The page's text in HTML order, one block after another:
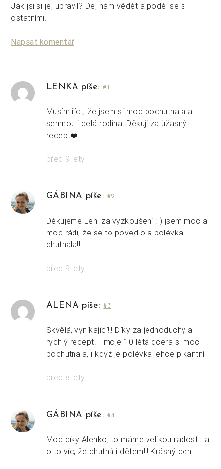
Jak jsi si jej upravil? Dej nám vědět a poděl se s
ostatními.
Napsat komentář
LENKA píše:#1
Musím říct, že jsem si moc pochutnala a
semnou i celá rodina! Děkuji za ůžasný
recept❤️
před 9 lety
GÁBINA píše: #2
Děkujeme Leni za vyzkoušení :-) jsem moc a
moc rádi, že se to povedlo a polévka
chutnala!!
před 9 lety
ALENA píše:#3
Skvělá, vynikající!!! Díky za jednoduchý a
rychlý recept. I moje 10 léta dcera si moc
pochutnala, i když je polévka lehce pikantní
před 8 lety
GÁBINA píše: #4
Moc díky Alenko, to máme velikou radost.. a
o to víc, že chutná i dětem!!! Krásný den